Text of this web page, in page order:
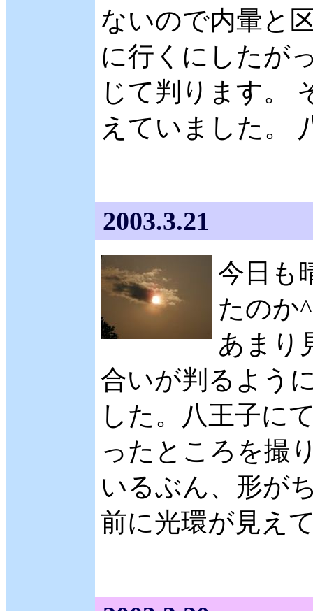
ないので内暈と
に行くにしたが
じて判ります。
えていました。
2003.3.21
今日も
たのか
あまり
合いが判るよう
した。八王子に
ったところを撮
いるぶん、形が
前に光環が見え